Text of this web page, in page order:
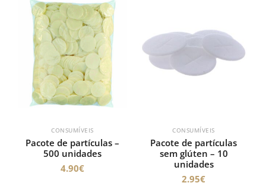
CONSUMÍVEIS
Pacote de partículas –
500 unidades
4.90€
CONSUMÍVEIS
Pacote de partículas
sem glúten – 10
unidades
2.95€